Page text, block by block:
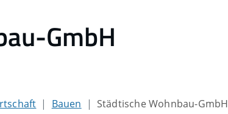
GmbH
Bauen Städtische Wohnbau-GmbH